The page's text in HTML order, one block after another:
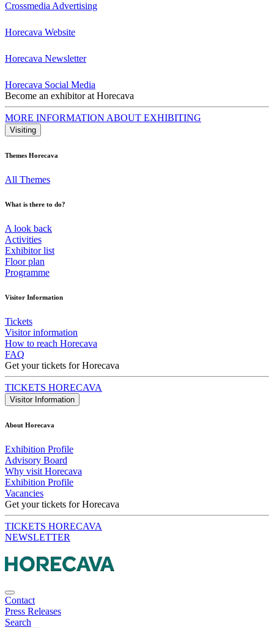
Crossmedia Advertising
Horecava Website
Horecava Newsletter
Horecava Social Media
Become an exhibitor at Horecava
MORE INFORMATION ABOUT EXHIBITING
Visiting
Themes Horecava
All Themes
What is there to do?
A look back
Activities
Exhibitor list
Floor plan
Programme
Visitor Information
Tickets
Visitor information
How to reach Horecava
FAQ
Get your tickets for Horecava
TICKETS HORECAVA
Visitor Information
About Horecava
Exhibition Profile
Advisory Board
Why visit Horecava
Exhibition Profile
Vacancies
Get your tickets for Horecava
TICKETS HORECAVA
NEWSLETTER
Contact
Press Releases
Search